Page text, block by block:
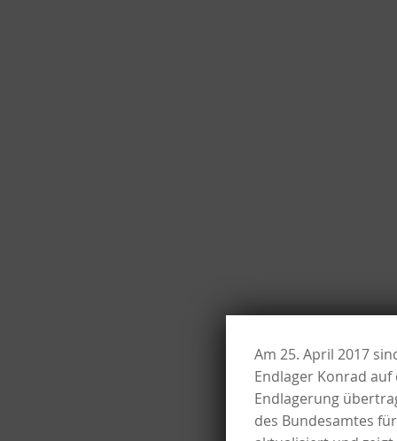
Am 25. April 2017
Endlager Konrad
Endlagerung
des Bundesamtes